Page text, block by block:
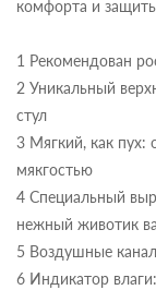
комфорта и
1 Рекомендован
2 Уникальный
стул
3 Мягкий, как пух:
мякгостью
4 Специальный
нежный животик
5 Воздушные
6 Индикатор